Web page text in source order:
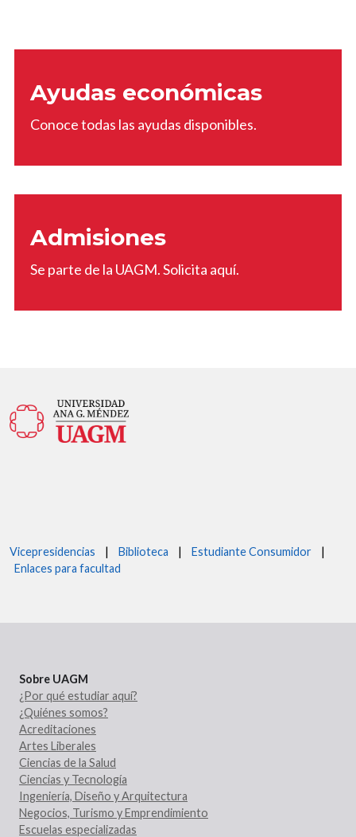
Ayudas económicas
Conoce todas las ayudas disponibles.
Admisiones
Se parte de la UAGM. Solicita aquí.
Vicepresidencias | Biblioteca | Estudiante Consumidor |
Enlaces para facultad
Sobre UAGM
¿Por qué estudiar aquí?
¿Quiénes somos?
Acreditaciones
Artes Liberales
Ciencias de la Salud
Ciencias y Tecnología
Ingeniería, Diseño y Arquitectura
Negocios, Turismo y Emprendimiento
Escuelas especializadas